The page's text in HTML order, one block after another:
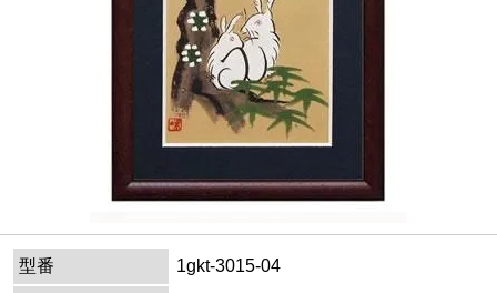
型番
1gkt-3015-04